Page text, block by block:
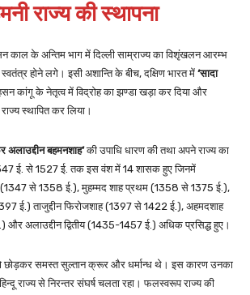
राज्य की स्थापना
काल के अन्तिम भाग में दिल्ली साम्राज्य का विशृंखलन आरम्भ
स्वतंत्र होने लगे। इसी अशान्ति के बीच, दक्षिण भारत में ‘सादा
कांगू के नेतृत्व में विद्रोह का झण्डा खड़ा कर दिया और
स्थापित कर लिया।
बहमनशाह’की उपाधि धारण की तथा अपने राज्य का
ई. से 1527 ई. तक इस वंश में 14 शासक हुए जिनमें
(1347 से 1358 ई.), मुहम्मद शाह प्रथम (1358 से 1375 ई.),
ई.) ताजुद्दीन फिरोजशाह (1397 से 1422 ई.), अहमदशाह
अलाउद्दीन द्वितीय (1435-1457 ई.) अधिक प्रसिद्ध हुए।
छोड़कर समस्त सुल्तान क्रूर और धर्मान्ध थे। इस कारण उनका
राज्य से निरन्तर संघर्ष चलता रहा। फलस्वरूप राज्य की